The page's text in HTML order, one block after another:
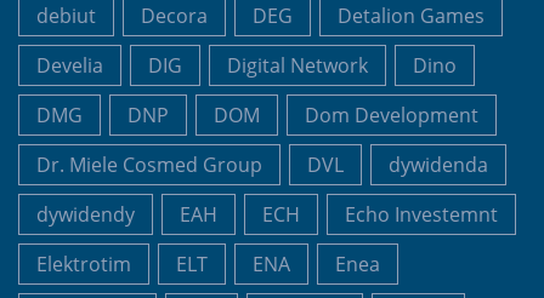
debiut
Decora DEG
Detalion Games
Develia
DIG Digital Network
Dino
DMG
DNP DOM
Dom Development
Dr. Miele Cosmed Group
DVL
dywidenda
dywidendy
EAH ECH
Echo Investemnt
Elektrotim
ELT ENA
Enea